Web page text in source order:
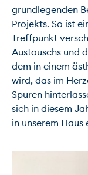
grundlegenden
Projekts. So ist
Treffpunkt
Austauschs und
dem in einem
wird, das im
Spuren
sich in diesem
in unserem Haus